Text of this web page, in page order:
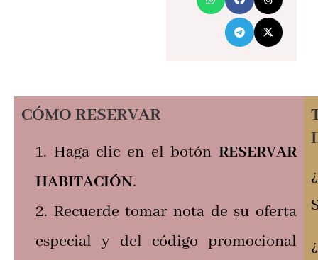
CÓMO RESERVAR
Haga clic en el botónRESERVAR
HABITACIÓN.
Recuerde tomar nota de su oferta
especial y del código promocional